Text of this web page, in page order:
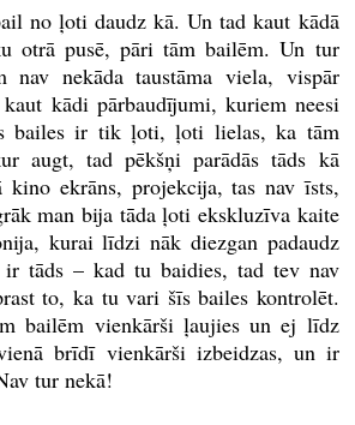
no ļoti daudz kā. Un tad kaut kādā
otrā pusē, pāri tām bailēm. Un tur
nav nekāda taustāma viela, vispār
kādi pārbaudījumi, kuriem neesi
bailes ir tik ļoti, ļoti lielas, ka tām
augt, tad pēkšņi parādās tāds kā
kino ekrāns, projekcija, tas nav īsts,
man bija tāda ļoti ekskluzīva kaite
kurai līdzi nāk diezgan padaudz
tāds – kad tu baidies, tad tev nav
to, ka tu vari šīs bailes kontrolēt.
bailēm vienkārši ļaujies un ej līdz
brīdī vienkārši izbeidzas, un ir
tur nekā!